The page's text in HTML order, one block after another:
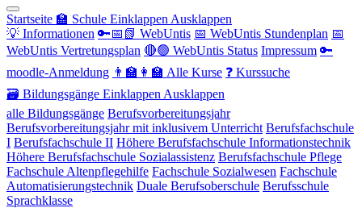
Startseite 🏫 Schule Einklappen Ausklappen
💡 Informationen 🔑📅📗 WebUntis 📅 WebUntis Stundenplan 📅
WebUntis Vertretungsplan 🔴🟢 WebUntis Status Impressum 🔑
moodle-Anmeldung 👨‍🏫👩‍🏫 Alle Kurse ❓ Kurssuche
🗃 Bildungsgänge Einklappen Ausklappen
alle Bildungsgänge Berufsvorbereitungsjahr
Berufsvorbereitungsjahr mit inklusivem Unterricht Berufsfachschule
I Berufsfachschule II Höhere Berufsfachschule Informationstechnik
Höhere Berufsfachschule Sozialassistenz Berufsfachschule Pflege
Fachschule Altenpflegehilfe Fachschule Sozialwesen Fachschule
Automatisierungstechnik Duale Berufsoberschule Berufsschule
Sprachklasse